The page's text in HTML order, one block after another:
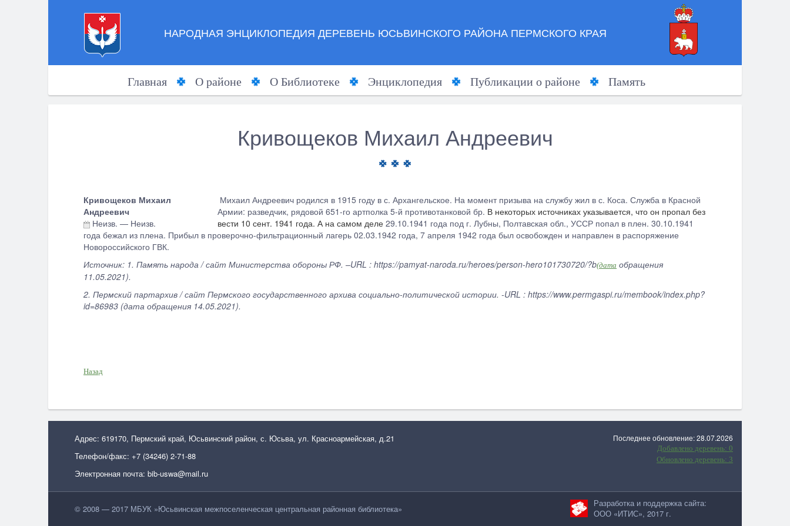
НАРОДНАЯ ЭНЦИКЛОПЕДИЯ ДЕРЕВЕНЬ ЮСЬВИНСКОГО РАЙОНА ПЕРМСКОГО КРАЯ
Главная О районе О Библиотеке Энциклопедия Публикации о районе Память
Кривощеков Михаил Андреевич
Кривощеков Михаил
Андреевич
Неизв. — Неизв.
Михаил Андреевич родился в 1915 году в с. Архангельское. На момент призыва на службу жил в с. Коса. Служба в Красной
Армии: разведчик, рядовой 651-го артполка 5-й противотанковой бр. В некоторых источниках указывается, что он пропал без
вести 10 сент. 1941 года. А на самом деле 29.10.1941 года под г. Лубны, Полтавская обл., УССР попал в плен. 30.10.1941
года бежал из плена. Прибыл в проверочно-фильтрационный лагерь 02.03.1942 года, 7 апреля 1942 года был освобожден и направлен в распоряжение
Новороссийского ГВК.
Источник: 1. Память народа / сайт Министерства обороны РФ. –URL : https://pamyat-naroda.ru/heroes/person-hero101730720/?b​(дата обращения
11.05.2021).
2. Пермский партархив / сайт Пермского государственного архива социально-политической истории. -URL : https://www.permgaspi.ru/membook/index.php?
id=86983 (дата обращения 14.05.2021).
Назад
Адрес: 619170, Пермский край, Юсьвинский район, с. Юсьва, ул. Красноармейская, д.21
Телефон/факс: +7 (34246) 2-71-88
Электронная почта: bib-uswa@mail.ru
Последнее обновление: 28.07.2026
Добавлено деревень: 0
Обновлено деревень: 3
© 2008 — 2017 МБУК »Юсьвинская межпоселенческая центральная районная библиотека»
Разработка и поддержка сайта:
ООО «ИТИС», 2017 г.